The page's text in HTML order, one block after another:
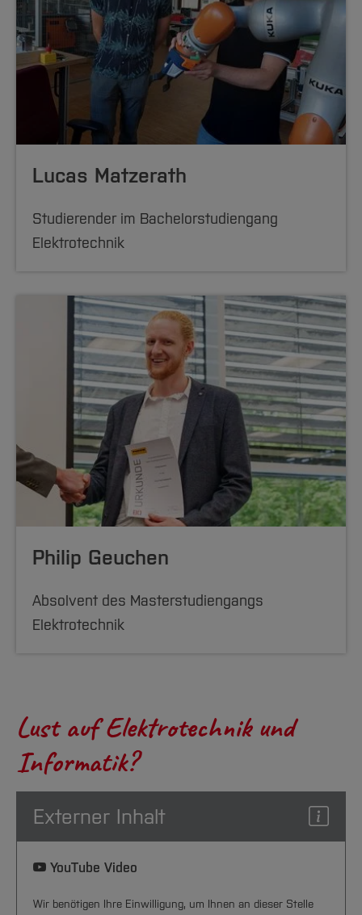
Lucas Matzerath
Studierender im Bachelorstudiengang
Elektrotechnik
Philip Geuchen
Absolvent des Masterstu­diengangs
Elektrotechnik
Lust auf Elektrotechnik und
Informatik?
Externer Inhalt
YouTube Video
Wir benötigen Ihre Einwilligung, um Ihnen an dieser Stelle